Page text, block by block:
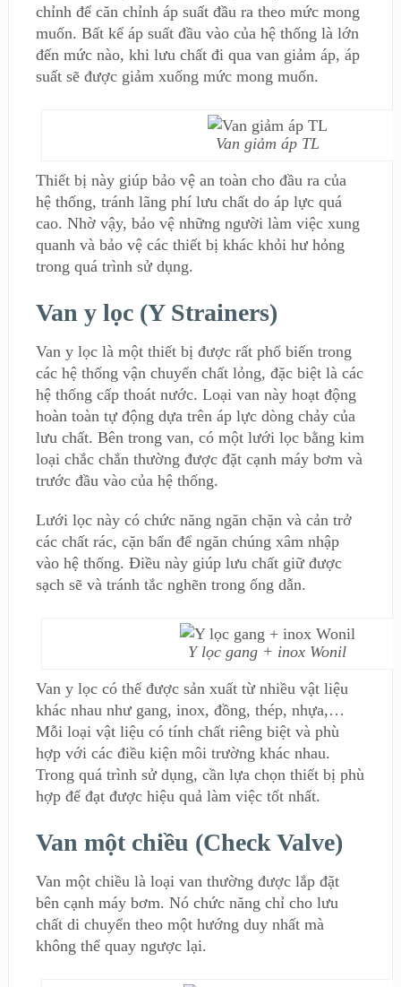
chỉnh để căn chỉnh áp suất đầu ra theo mức mong
muốn. Bất kể áp suất đầu vào của hệ thống là lớn
đến mức nào, khi lưu chất đi qua van giảm áp, áp
suất sẽ được giảm xuống mức mong muốn.
Van giảm áp TL
Thiết bị này giúp bảo vệ an toàn cho đầu ra của
hệ thống, tránh lãng phí lưu chất do áp lực quá
cao. Nhờ vậy, bảo vệ những người làm việc xung
quanh và bảo vệ các thiết bị khác khỏi hư hỏng
trong quá trình sử dụng.
Van y lọc (Y Strainers)
Van y lọc là một thiết bị được rất phổ biến trong
các hệ thống vận chuyển chất lỏng, đặc biệt là các
hệ thống cấp thoát nước. Loại van này hoạt động
hoàn toàn tự động dựa trên áp lực dòng chảy của
lưu chất. Bên trong van, có một lưới lọc bằng kim
loại chắc chắn thường được đặt cạnh máy bơm và
trước đầu vào của hệ thống.
Lưới lọc này có chức năng ngăn chặn và cản trở
các chất rác, cặn bẩn để ngăn chúng xâm nhập
vào hệ thống. Điều này giúp lưu chất giữ được
sạch sẽ và tránh tắc nghẽn trong ống dẫn.
Y lọc gang + inox Wonil
Van y lọc có thể được sản xuất từ nhiều vật liệu
khác nhau như gang, inox, đồng, thép, nhựa,…
Mỗi loại vật liệu có tính chất riêng biệt và phù
hợp với các điều kiện môi trường khác nhau.
Trong quá trình sử dụng, cần lựa chọn thiết bị phù
hợp để đạt được hiệu quả làm việc tốt nhất.
Van một chiều (Check Valve)
Van một chiều là loại van thường được lắp đặt
bên cạnh máy bơm. Nó chức năng chỉ cho lưu
chất di chuyển theo một hướng duy nhất mà
không thể quay ngược lại.